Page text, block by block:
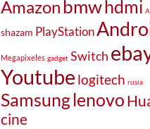
Amazon bmwhdmi
shazam PlayStation
Megapixeles gadget Switch
Youtube logitech rusia
Samsunglenovo
cine